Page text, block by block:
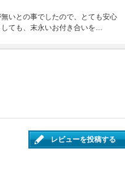
いとの事でしたので、とても安心
ても、末永いお付き合いを…
レビューを投稿する